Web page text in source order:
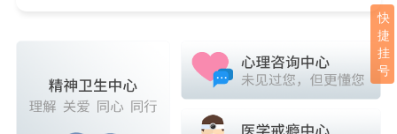
快
捷
挂
号